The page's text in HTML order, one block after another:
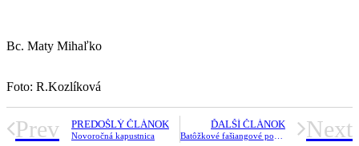
Bc. Maty Mihaľko
Foto: R.Kozlíková
Prev PREDOŠLÝ ČLÁNOK
Novoročná kapustnica
ĎALŠÍ ČLÁNOK Next